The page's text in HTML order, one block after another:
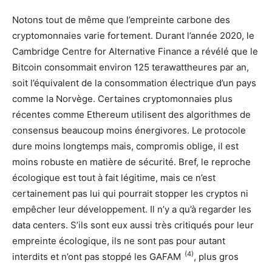
Notons tout de même que l’empreinte carbone des
cryptomonnaies varie fortement. Durant l’année 2020, le
Cambridge Centre for Alternative Finance a révélé que le
Bitcoin consommait environ 125 terawattheures par an,
soit l’équivalent de la consommation électrique d’un pays
comme la Norvège. Certaines cryptomonnaies plus
récentes comme Ethereum utilisent des algorithmes de
consensus beaucoup moins énergivores. Le protocole
dure moins longtemps mais, compromis oblige, il est
moins robuste en matière de sécurité. Bref, le reproche
écologique est tout à fait légitime, mais ce n’est
certainement pas lui qui pourrait stopper les cryptos ni
empêcher leur développement. Il n’y a qu’à regarder les
data centers. S’ils sont eux aussi très critiqués pour leur
empreinte écologique, ils ne sont pas pour autant
interdits et n’ont pas stoppé les GAFAM (4), plus gros